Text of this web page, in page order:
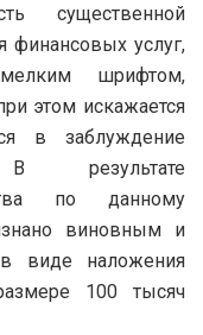
существенной
финансовых услуг,
шрифтом,
этом искажается
в заблуждение
результате
по данному
виновным и
в виде наложения
100 тысяч